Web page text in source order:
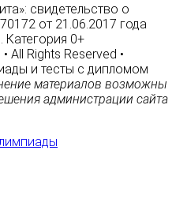
свидетельство о
от 21.06.2017 года
0+
All Rights Reserved •
и тесты с дипломом
материалов возможны
администрации сайта